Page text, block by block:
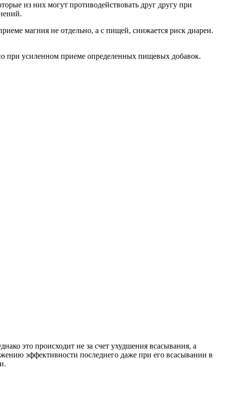
из них могут противодействовать друг другу при
магния не отдельно, а с пищей, снижается риск диареи.
при усиленном приеме определенных пищевых добавок.
это происходит не за счет ухудшения всасывания, а
эффективности последнего даже при его всасывании в